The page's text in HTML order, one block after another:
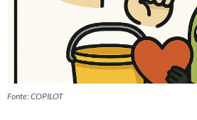
Fonte: COPILOT